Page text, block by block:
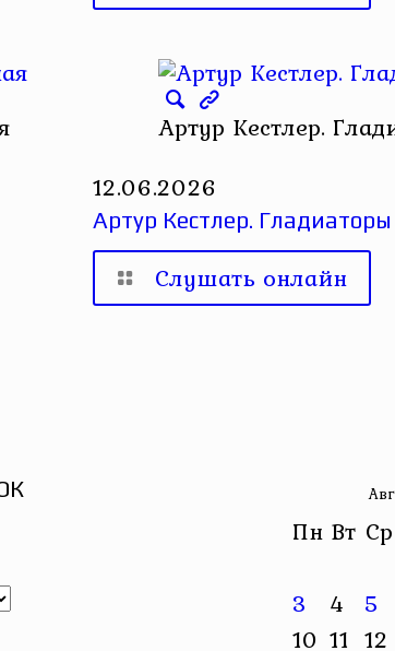
Артур Кестлер.
12.06.2026
Артур Кестлер. Гладиаторы
Слушать онлайн
Пн Вт Ср
3
4 5
10 11 12